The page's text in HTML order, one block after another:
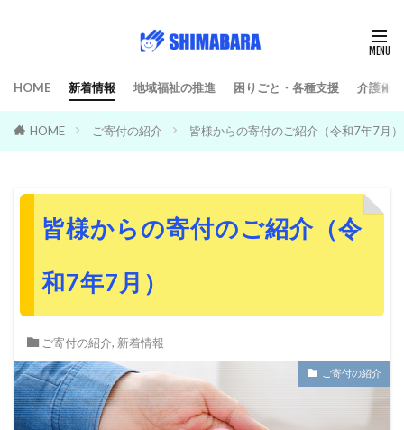
HOME 新着情報 地域福祉の推進 困りごと・各種支援 介護保
HOME ご寄付の紹介 皆様からの寄付のご紹介（令和7年7月）
皆様からの寄付のご紹介（令
和7年7月）
ご寄付の紹介, 新着情報
ご寄付の紹介